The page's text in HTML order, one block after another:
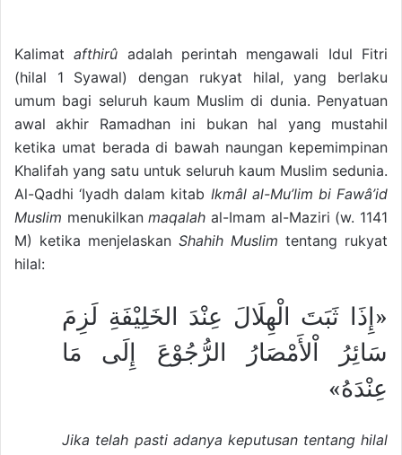
Kalimatafthirû adalah perintah mengawali Idul Fitri
(hilal 1 Syawal) dengan rukyat hilal, yang berlaku
umum bagi seluruh kaum Muslim di dunia. Penyatuan
awal akhir Ramadhan ini bukan hal yang mustahil
ketika umat berada di bawah naungan kepemimpinan
Khalifah yang satu untuk seluruh kaum Muslim sedunia.
Al-Qadhi ‘Iyadh dalam kitab Ikmâl al-Mu’lim bi Fawâ’id
Muslim menukilkanmaqalahal-Imam al-Maziri (w. 1141
M) ketika menjelaskan Shahih Muslim tentang rukyat
hilal:
«إِذَا ثَبَتَ الْهِلَالَ عِنْدَ الخَلِيْفَةِ لَزِمَ
سَائِرُ اْلأَمْصَارُ الرُّجُوْعَ إِلَى مَا
عِنْدَهُ»
Jika telah pasti adanya keputusan tentang hilal